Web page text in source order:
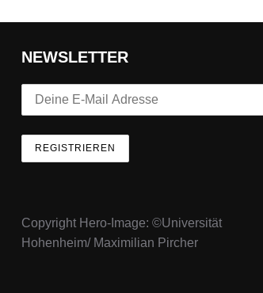
NEWSLETTER
Copyright Hero-Image: ©Universität
Hohenheim/ Maximilian Pircher